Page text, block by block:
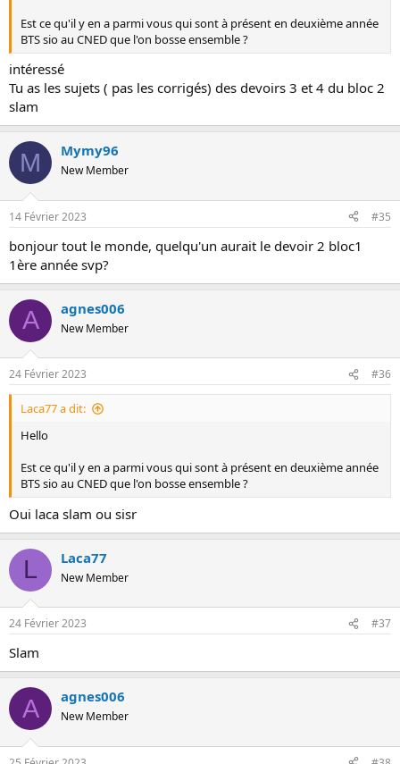
Est ce qu'il y en a parmi vous qui sont à présent en deuxième année
BTS sio au CNED que l'on bosse ensemble ?
intéressé
Tu as les sujets ( pas les corrigés) des devoirs 3 et 4 du bloc 2
slam
M Mymy96
New Member
14 Février 2023 #35
bonjour tout le monde, quelqu'un aurait le devoir 2 bloc1
1ère année svp?
A agnes006
New Member
24 Février 2023 #36
Laca77 a dit:
Hello
Est ce qu'il y en a parmi vous qui sont à présent en deuxième année
BTS sio au CNED que l'on bosse ensemble ?
Oui laca slam ou sisr
L Laca77
New Member
24 Février 2023 #37
Slam
A agnes006
New Member